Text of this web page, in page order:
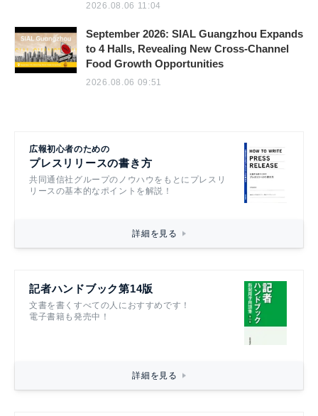
2026.08.06 11:04
September 2026: SIAL Guangzhou Expands
to 4 Halls, Revealing New Cross-Channel
Food Growth Opportunities
2026.08.06 09:51
広報初心者のための
プレスリリースの書き方
共同通信社グループのノウハウをもとにプレスリ
リースの基本的なポイントを解説！
詳細を見る
記者ハンドブック第14版
文書を書くすべての人におすすめです！
電子書籍も発売中！
詳細を見る